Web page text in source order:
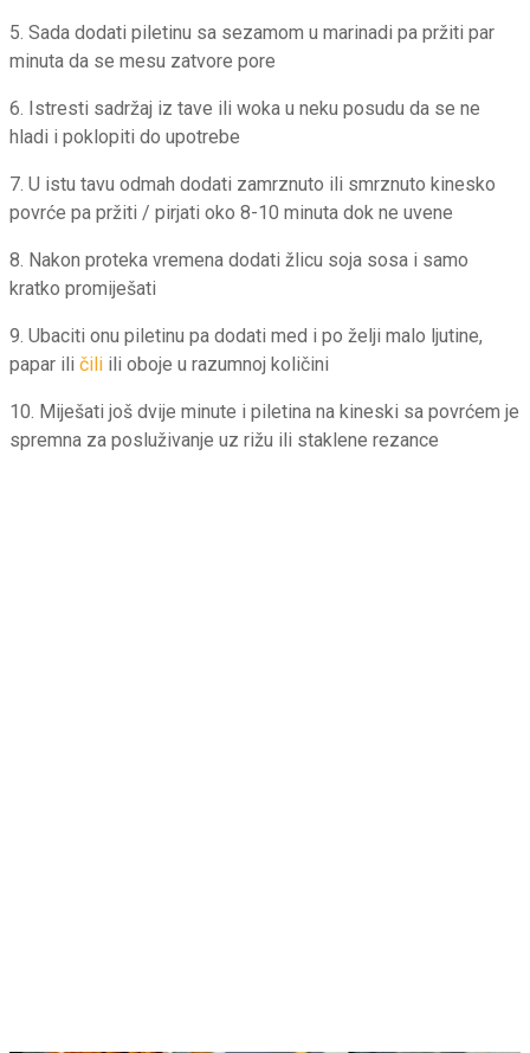
5. Sada dodati piletinu sa sezamom u marinadi pa pržiti par
minuta da se mesu zatvore pore
6. Istresti sadržaj iz tave ili woka u neku posudu da se ne
hladi i poklopiti do upotrebe
7. U istu tavu odmah dodati zamrznuto ili smrznuto kinesko
povrće pa pržiti / pirjati oko 8-10 minuta dok ne uvene
8. Nakon proteka vremena dodati žlicu soja sosa i samo
kratko promiješati
9. Ubaciti onu piletinu pa dodati med i po želji malo ljutine,
papar ili čili ili oboje u razumnoj količini
10. Miješati još dvije minute i piletina na kineski sa povrćem je
spremna za posluživanje uz rižu ili staklene rezance